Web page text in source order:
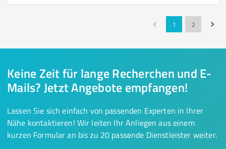
1 2
Keine Zeit für lange Recherchen und E-
Mails? Jetzt Angebote empfangen!
Lassen Sie sich einfach von passenden Experten in Ihrer
Nähe kontaktieren! Wir leiten Ihr Anliegen aus einem
kurzen Formular an bis zu 20 passende Dienstleister weiter.